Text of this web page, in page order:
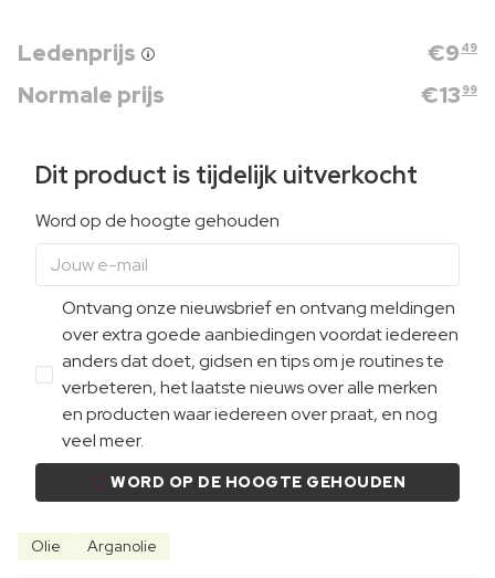
Ledenprijs €9 49
Normale prijs €13 99
Dit product is tijdelijk uitverkocht
Word op de hoogte gehouden
Ontvang onze nieuwsbrief en ontvang meldingen
over extra goede aanbiedingen voordat iedereen
anders dat doet, gidsen en tips om je routines te
verbeteren, het laatste nieuws over alle merken
en producten waar iedereen over praat, en nog
veel meer.
WORD OP DE HOOGTE GEHOUDEN
Olie Arganolie